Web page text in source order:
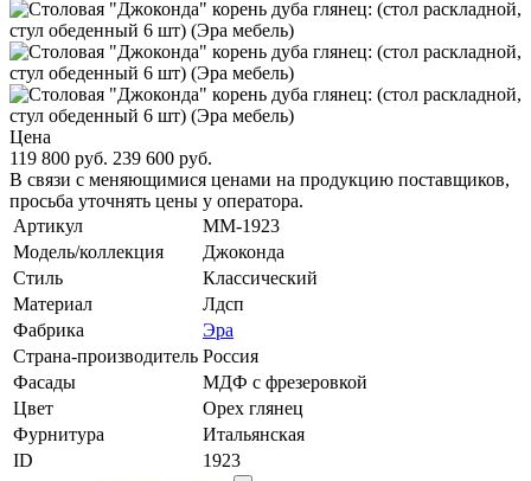
Цена
119 800 руб. 239 600 руб.
В связи с меняющимися ценами на продукцию поставщиков,
просьба уточнять цены у оператора.
Артикул
MM-1923
Модель/коллекция
Джоконда
Стиль
Классический
Материал
Лдсп
Фабрика
Эра
Страна-производитель Россия
Фасады
МДФ с фрезеровкой
Цвет
Орех глянец
Фурнитура
Итальянская
ID
1923